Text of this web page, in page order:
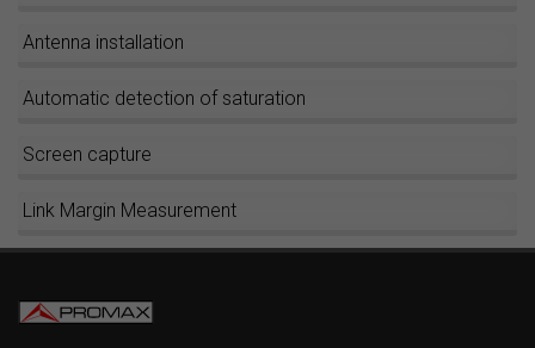
Antenna installation
Automatic detection of saturation
Screen capture
Link Margin Measurement